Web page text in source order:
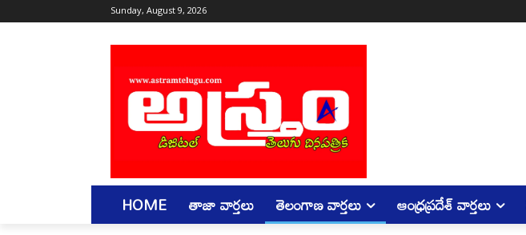
Sunday, August 9, 2026
HOME తాజా వార్తలు తెలంగాణ వార్తలు ఆంధ్రప్రదేశ్ వార్తలు